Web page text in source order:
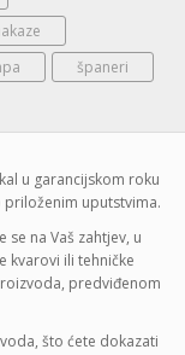
španeri
u garancijskom roku
uputstvima.
se na Vaš zahtjev, u
kvarovi ili tehničke
predviđenom
što ćete dokazati